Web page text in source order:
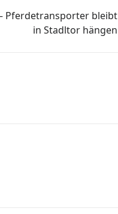
Pferdetransporter bleibt
in Stadltor hängen